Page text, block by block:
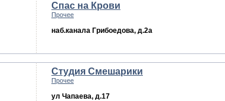
Спас на Крови
Прочее
наб.канала Грибоедова, д.2а
Студия Смешарики
Прочее
ул Чапаева, д.17